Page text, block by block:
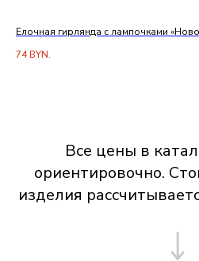
Елочная гирлянда с лампочками
74BYN.
Все цены в
ориентировочно.
изделия